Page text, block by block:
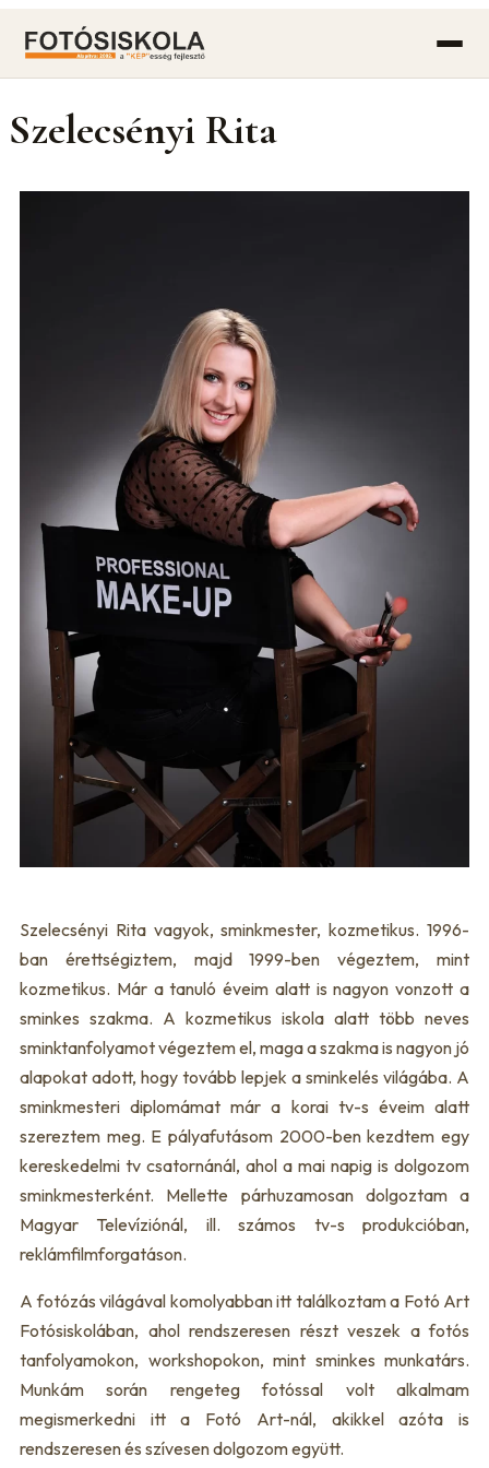
Szelecsényi Rita
Szelecsényi Rita vagyok, sminkmester, kozmetikus. 1996-
ban érettségiztem, majd 1999-ben végeztem, mint
kozmetikus. Már a tanuló éveim alatt is nagyon vonzott a
sminkes szakma. A kozmetikus iskola alatt több neves
sminktanfolyamot végeztem el, maga a szakma is nagyon jó
alapokat adott, hogy tovább lepjek a sminkelés világába. A
sminkmesteri diplomámat már a korai tv-s éveim alatt
szereztem meg. E pályafutásom 2000-ben kezdtem egy
kereskedelmi tv csatornánál, ahol a mai napig is dolgozom
sminkmesterként. Mellette párhuzamosan dolgoztam a
Magyar Televíziónál, ill. számos tv-s produkcióban,
reklámfilmforgatáson.
A fotózás világával komolyabban itt találkoztam a Fotó Art
Fotósiskolában, ahol rendszeresen részt veszek a fotós
tanfolyamokon, workshopokon, mint sminkes munkatárs.
Munkám során rengeteg fotóssal volt alkalmam
megismerkedni itt a Fotó Art-nál, akikkel azóta is
rendszeresen és szívesen dolgozom együtt.